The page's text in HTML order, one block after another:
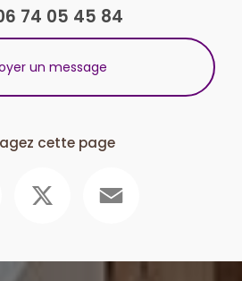
74 05 45 84
un message
cette page